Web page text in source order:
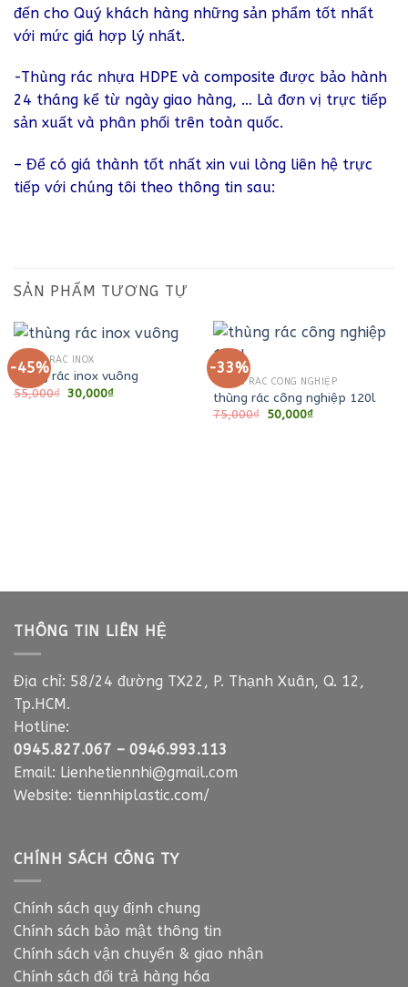
đến cho Quý khách hàng những sản phẩm tốt nhất
với mức giá hợp lý nhất.
-Thùng rác nhựa HDPE và composite được bảo hành
24 tháng kể từ ngày giao hàng, … Là đơn vị trực tiếp
sản xuất và phân phối trên toàn quốc.
– Để có giá thành tốt nhất xin vui lòng liên hệ trực
tiếp với chúng tôi theo thông tin sau:
SẢN PHẨM TƯƠNG TỰ
-45%
THÙNG RÁC INOX
thùng rác inox vuông
55,000₫ Giá
gốc
30,000₫Giá
-33%
THÙNG RÁC CÔNG NGHIỆP
thùng rác công nghiệp 120l
75,000₫ Giá
gốc
50,000₫Giá
THÔNG TIN LIÊN HỆ
Địa chỉ: 58/24 đường TX22, P. Thạnh Xuân, Q. 12,
Tp.HCM.
Hotline:
0945.827.067 – 0946.993.113
Email: Lienhetiennhi@gmail.com
Website: tiennhiplastic.com/
CHÍNH SÁCH CÔNG TY
Chính sách quy định chung
Chính sách bảo mật thông tin
Chính sách vận chuyển & giao nhận
Chính sách đổi trả hàng hóa